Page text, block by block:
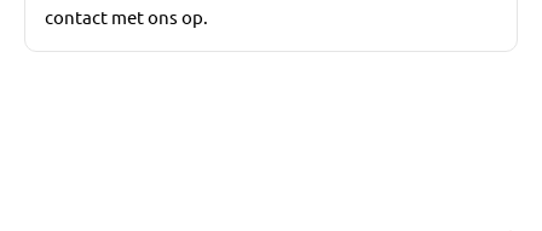
contact met ons op.